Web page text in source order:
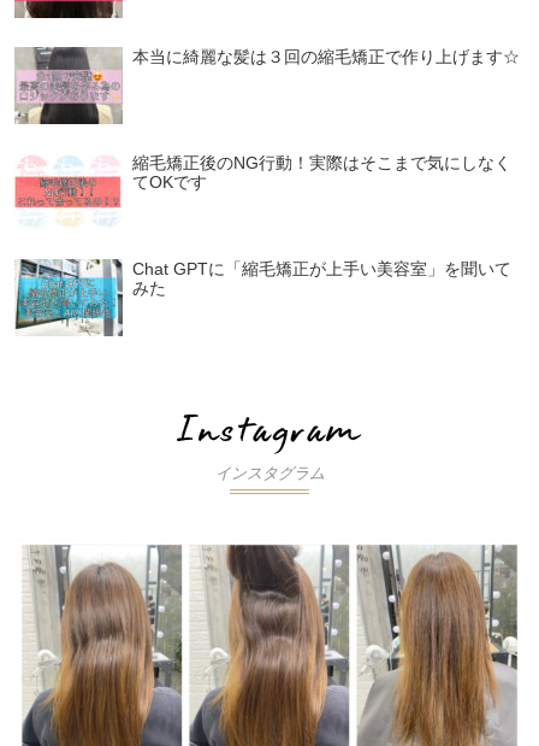
本当に綺麗な髪は３回の縮毛矯正で作り上げます☆
縮毛矯正後のNG行動！実際はそこまで気にしなく
てOKです
Chat GPTに「縮毛矯正が上手い美容室」を聞いて
みた
インスタグラム